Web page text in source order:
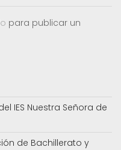
para publicar un
IES Nuestra Señora de
de Bachillerato y